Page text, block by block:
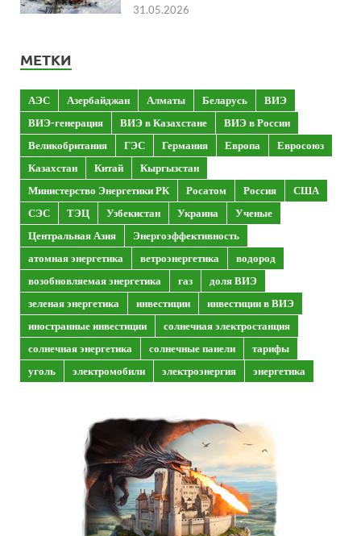
31.05.2026
МЕТКИ
АЭС Азербайджан Алматы Беларусь
ВИЭ
ВИЭ-генерация
ВИЭ в Казахстане
ВИЭ в России
Великобритания
ГЭС Германия Европа
Евросоюз
Казахстан
Китай
Кыргызстан
Министерство Энергетики РК
Росатом Россия
США
СЭС
ТЭЦ Узбекистан Украина
Ученые
Центральная Азия
Энергоэффективность
атомная энергетика
ветроэнергетика
водород
возобновляемая энергетика
газ
доля ВИЭ
зеленая энергетика
инвестиции
инвестиции в ВИЭ
иностранные инвестиции
солнечная электростанция
солнечная энергетика
солнечные панели
тарифы
уголь
электромобили электроэнергия энергетика